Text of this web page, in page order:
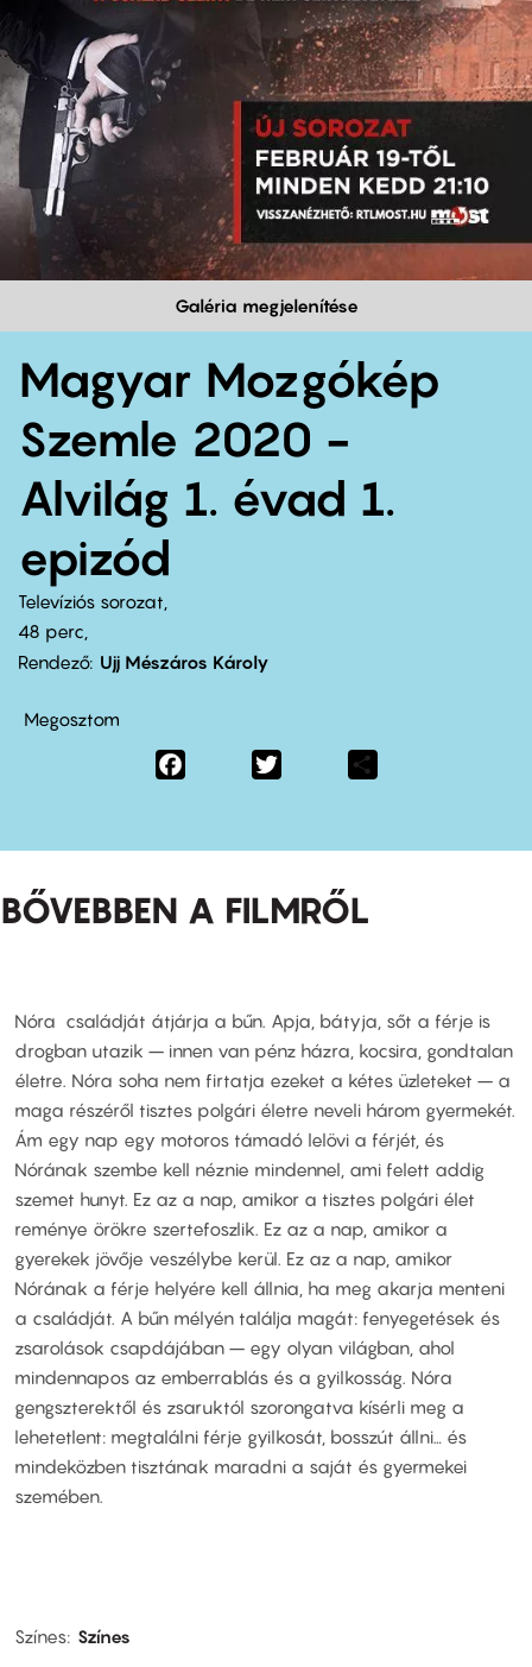
Galéria megjelenítése
Magyar Mozgókép
Szemle 2020 -
Alvilág 1. évad 1.
epizód
Televíziós sorozat
48 perc,
Rendező Ujj Mészáros Károly
Megosztom
Facebook
BŐVEBBEN A FILMRŐL
Nóra családját átjárja a bűn. Apja, bátyja, sőt a férje is
drogban utazik – innen van pénz házra, kocsira, gondtalan
életre. Nóra soha nem firtatja ezeket a kétes üzleteket – a
maga részéről tisztes polgári életre neveli három gyermekét.
Ám egy nap egy motoros támadó lelövi a férjét, és
Nórának szembe kell néznie mindennel, ami felett addig
szemet hunyt. Ez az a nap, amikor a tisztes polgári élet
reménye örökre szertefoszlik. Ez az a nap, amikor a
gyerekek jövője veszélybe kerül. Ez az a nap, amikor
Nórának a férje helyére kell állnia, ha meg akarja menteni
a családját. A bűn mélyén találja magát: fenyegetések és
zsarolások csapdájában – egy olyan világban, ahol
mindennapos az emberrablás és a gyilkosság. Nóra
gengszterektől és zsaruktól szorongatva kísérli meg a
lehetetlent: megtalálni férje gyilkosát, bosszút állni… és
mindeközben tisztának maradni a saját és gyermekei
szemében.
Színes Színes